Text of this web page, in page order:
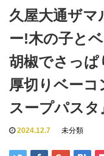
久屋大通ザ
ー!木の子と
胡椒でさっぱ
厚切りベーコ
スープパスタ
2024.12.7 未分類